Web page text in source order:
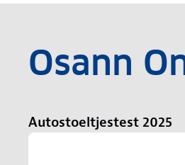
Osann
Autostoeltjestest 2025